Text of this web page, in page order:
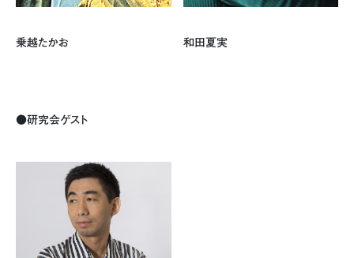
乗越たかお 和田夏実
●研究会ゲスト